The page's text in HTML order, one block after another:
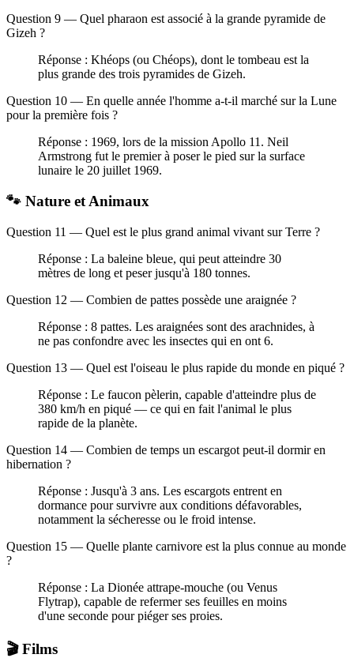
Question 9 — Quel pharaon est associé à la grande pyramide de
Gizeh ?
Réponse : Khéops (ou Chéops), dont le tombeau est la
plus grande des trois pyramides de Gizeh.
Question 10 — En quelle année l'homme a-t-il marché sur la Lune
pour la première fois ?
Réponse : 1969, lors de la mission Apollo 11. Neil
Armstrong fut le premier à poser le pied sur la surface
lunaire le 20 juillet 1969.
🐾 Nature et Animaux
Question 11 — Quel est le plus grand animal vivant sur Terre ?
Réponse : La baleine bleue, qui peut atteindre 30
mètres de long et peser jusqu'à 180 tonnes.
Question 12 — Combien de pattes possède une araignée ?
Réponse : 8 pattes. Les araignées sont des arachnides, à
ne pas confondre avec les insectes qui en ont 6.
Question 13 — Quel est l'oiseau le plus rapide du monde en piqué ?
Réponse : Le faucon pèlerin, capable d'atteindre plus de
380 km/h en piqué — ce qui en fait l'animal le plus
rapide de la planète.
Question 14 — Combien de temps un escargot peut-il dormir en
hibernation ?
Réponse : Jusqu'à 3 ans. Les escargots entrent en
dormance pour survivre aux conditions défavorables,
notamment la sécheresse ou le froid intense.
Question 15 — Quelle plante carnivore est la plus connue au monde
?
Réponse : La Dionée attrape-mouche (ou Venus
Flytrap), capable de refermer ses feuilles en moins
d'une seconde pour piéger ses proies.
🎬 Films